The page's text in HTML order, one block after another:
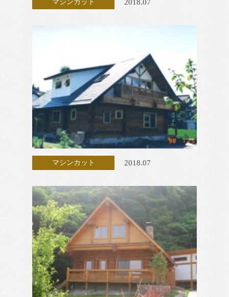
マシンカット 2018.07
マシンカット 2018.07